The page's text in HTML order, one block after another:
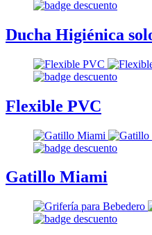
Ducha Higiénica
Flexible PVC
Gatillo Miami